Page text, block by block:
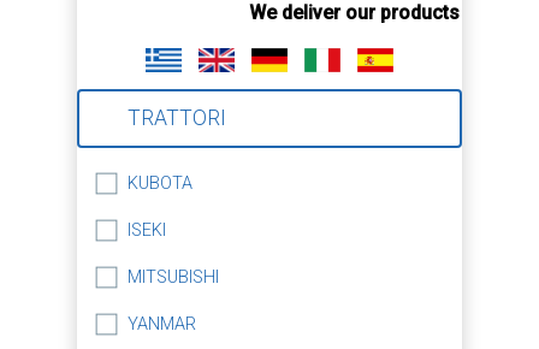
We deliver our products
TRATTORI
KUBOTA
ISEKI
MITSUBISHI
YANMAR